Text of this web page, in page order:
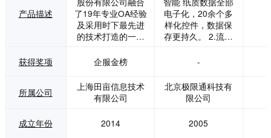
产品描述
了19年专业OA经验
及采用时下最先进
的技术打造的一款
动办公云平台。</p
清新设计，操作的
极致体验，到支持
PC、移动、OpenA
多端口对接同步，e
电子化，20余个多
样化控件，数据保
存更持久。 2.流程
杂办公需求。 3.权
限控制 权限明确，
权责分明，数据更
晰。 4.报表统计 流
获得奖项 企服金榜 -
所属公司
上海田亩信息技术
有限公司
北京极限通科技有
限公司
成立年份 2014 2005